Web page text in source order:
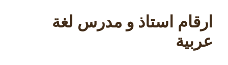
ارقام استاذ و مدرس لغة
عربية